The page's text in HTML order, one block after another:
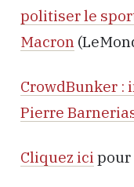
politiser le
Macron
CrowdBunker :
Pierre
Cliquez ici pour